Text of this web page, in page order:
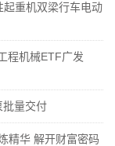
重机双梁行车电动
程机械ETF广发
批量交付
精华 解开财富密码